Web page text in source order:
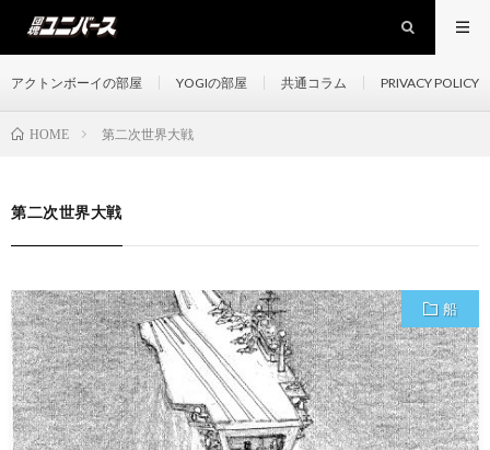
アクトンボーイの部屋 YOGIの部屋 共通コラム PRIVACY POLICY
HOME 第二次世界大戦
第二次世界大戦
船